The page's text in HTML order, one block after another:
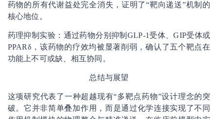
药物的所有代谢益处完全消失，证明了“靶向递送”机制的
核心地位。
药理抑制实验：通过药物分别抑制GLP-1受体、GIP受体或
PPARδ，该药物的疗效均被显著削弱，确认了五个靶点在
功能上不可或缺、相互协同。
总结与展望
这项研究代表了一种超越现有“多靶点药物”设计理念的突
破。它并非简单叠加作用，而是通过化学连接实现了不同